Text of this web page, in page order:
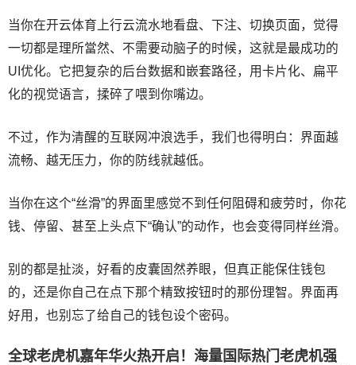
当你在开云体育上行云流水地看盘、下注、切换页面，觉得
一切都是理所當然、不需要动脑子的时候，这就是最成功的
UI优化。它把复杂的后台数据和嵌套路径，用卡片化、扁平
化的视觉语言，揉碎了喂到你嘴边。
不过，作为清醒的互联网冲浪选手，我们也得明白：界面越
流畅、越无压力，你的防线就越低。
当你在这个“丝滑”的界面里感觉不到任何阻碍和疲劳时，你花
钱、停留、甚至上头点下“确认”的动作，也会变得同样丝滑。
别的都是扯淡，好看的皮囊固然养眼，但真正能保住钱包
的，还是你自己在点下那个精致按钮时的那份理智。界面再
好用，也别忘了给自己的钱包设个密码。
全球老虎机嘉年华火热开启！海量国际热门老虎机强